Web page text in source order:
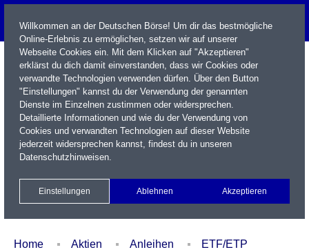
Name / WKN / ISIN / Kürzel
Xetra Realtime
Watchlist Portfolio Login
Home Aktien Anleihen
ETF/ETP
Willkommen an der Deutschen Börse! Um dir das bestmögliche
Online-Erlebnis zu ermöglichen, setzen wir auf unserer
Webseite Cookies ein. Mit dem Klicken auf "Akzeptieren"
erklärst du dich damit einverstanden, dass wir Cookies oder
verwandte Technologien verwenden dürfen. Über den Button
"Einstellungen" kannst du der Verwendung der genannten
Dienste im Einzelnen zustimmen oder widersprechen.
Detaillierte Informationen und wie du der Verwendung von
Cookies und verwandten Technologien auf dieser Website
jederzeit widersprechen kannst, findest du in unseren
Datenschutzhinweisen.
Einstellungen Ablehnen Akzeptieren